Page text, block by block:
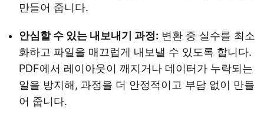
만들어 줍니다.
안심할 수 있는 내보내기 과정: 변환 중 실수를 최소
화하고 파일을 매끄럽게 내보낼 수 있도록 합니다.
PDF에서 레이아웃이 깨지거나 데이터가 누락되는
일을 방지해, 과정을 더 안정적이고 부담 없이 만들
어 줍니다.